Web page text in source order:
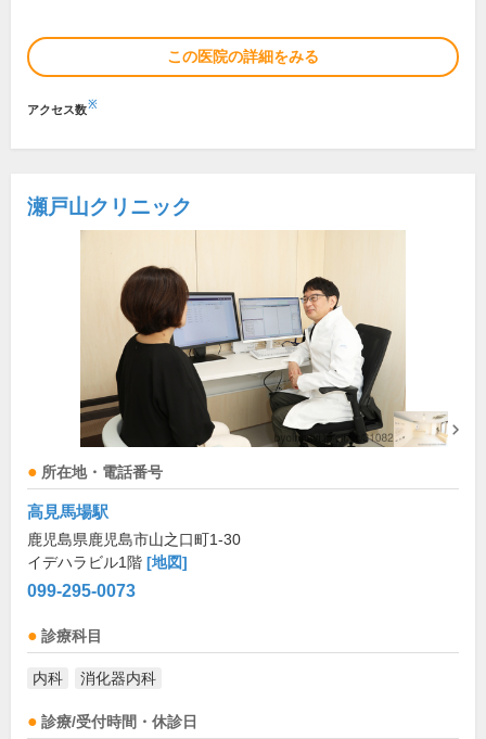
この医院の詳細をみる
アクセス数※
瀬戸山クリニック
所在地・電話番号
高見馬場駅
鹿児島県鹿児島市山之口町1-30
イデハラビル1階 [地図]
099-295-0073
診療科目
内科 消化器内科
診療/受付時間・休診日